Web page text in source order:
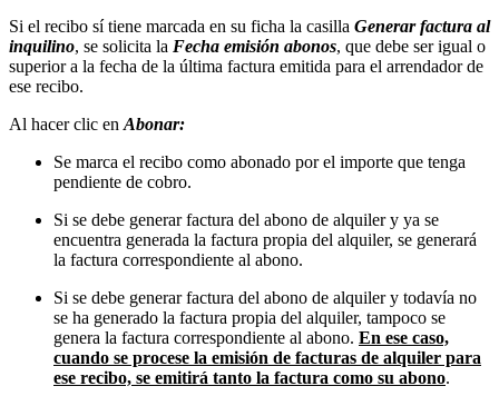
Si el recibo sí tiene marcada en su ficha la casilla Generar factura al
inquilino, se solicita la Fecha emisión abonos, que debe ser igual o
superior a la fecha de la última factura emitida para el arrendador de
ese recibo.
Al hacer clic en Abonar:
Se marca el recibo como abonado por el importe que tenga
pendiente de cobro.
Si se debe generar factura del abono de alquiler y ya se
encuentra generada la factura propia del alquiler, se generará
la factura correspondiente al abono.
Si se debe generar factura del abono de alquiler y todavía no
se ha generado la factura propia del alquiler, tampoco se
genera la factura correspondiente al abono. En ese caso,
cuando se procese la emisión de facturas de alquiler para
ese recibo, se emitirá tanto la factura como su abono.